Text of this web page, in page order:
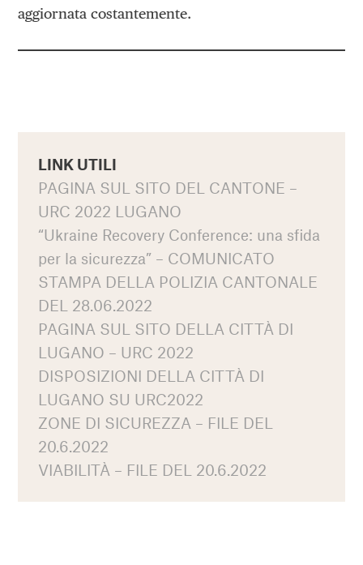
aggiornata costantemente.
LINK UTILI
PAGINA SUL SITO DEL CANTONE –
URC 2022 LUGANO
“Ukraine Recovery Conference: una sfida
per la sicurezza” – COMUNICATO
STAMPA DELLA POLIZIA CANTONALE
DEL 28.06.2022
PAGINA SUL SITO DELLA CITTÀ DI
LUGANO – URC 2022
DISPOSIZIONI DELLA CITTÀ DI
LUGANO SU URC2022
ZONE DI SICUREZZA – FILE DEL
20.6.2022
VIABILITÀ – FILE DEL 20.6.2022